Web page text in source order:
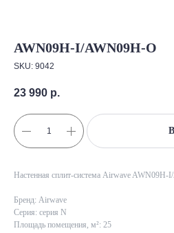
AWN09H-I/AWN09H-O
SKU: 9042
23 990 р.
Настенная сплит-система Airwave AWN09H-
Бренд: Airwave
Серия: серия N
Площадь помещения, м²: 25